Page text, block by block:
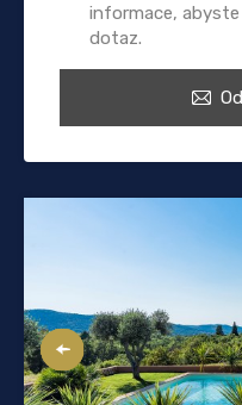
informace,
dotaz.